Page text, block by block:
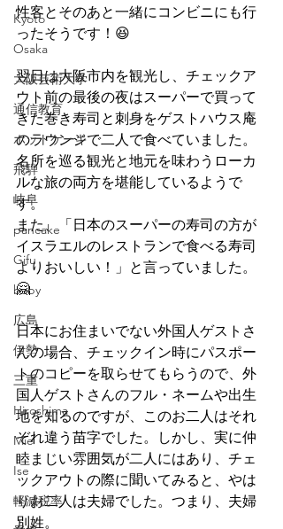
Kyoto
Osaka
大阪芸術大学
通信教育
ホットケーキ
飛騨
岐阜
pancake
Gifu
baby
広島
伊勢
三重
Hiroshima
Mie
Ise
軽減税率
性客とそのあと一緒にコンビニにも行
ったそうです！😆
翌日は大阪市内を観光し、チェックア
ウト前の最後の夜はスーパーで買って
きた巻き寿司と刺身をゲストハウス庵
のラウンジで二人で食べていました。
名所を巡る観光と地元を味わうローカ
ルな旅の両方を堪能しているようで
す。
また、「日本のスーパーの寿司の方が
イスラエルのレストランで食べる寿司
よりおいしい！」と言っていました。
🤗
日本にお住まいでない外国人ゲストさ
んの場合、チェックイン時にパスポー
トのコピーを取らせてもらうので、外
国人ゲストさんのフル・ネームや出生
地を知るのですが、このお二人はそれ
ぞれ違う苗字でした。しかし、実に仲
睦まじい雰囲気が二人にはあり、チェ
ックアウトの際に聞いてみると、やは
りお二人は夫婦でした。つまり、夫婦
別姓。